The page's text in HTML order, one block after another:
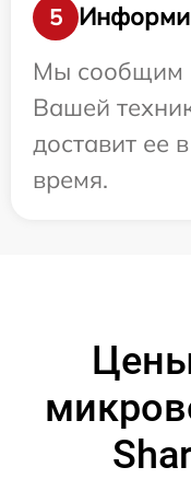
5
Мы сообщим
Вашей
доставит ее
время.